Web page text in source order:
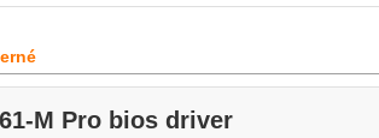
M Pro bios driver